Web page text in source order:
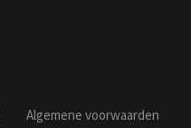
Algemene voorwaarden